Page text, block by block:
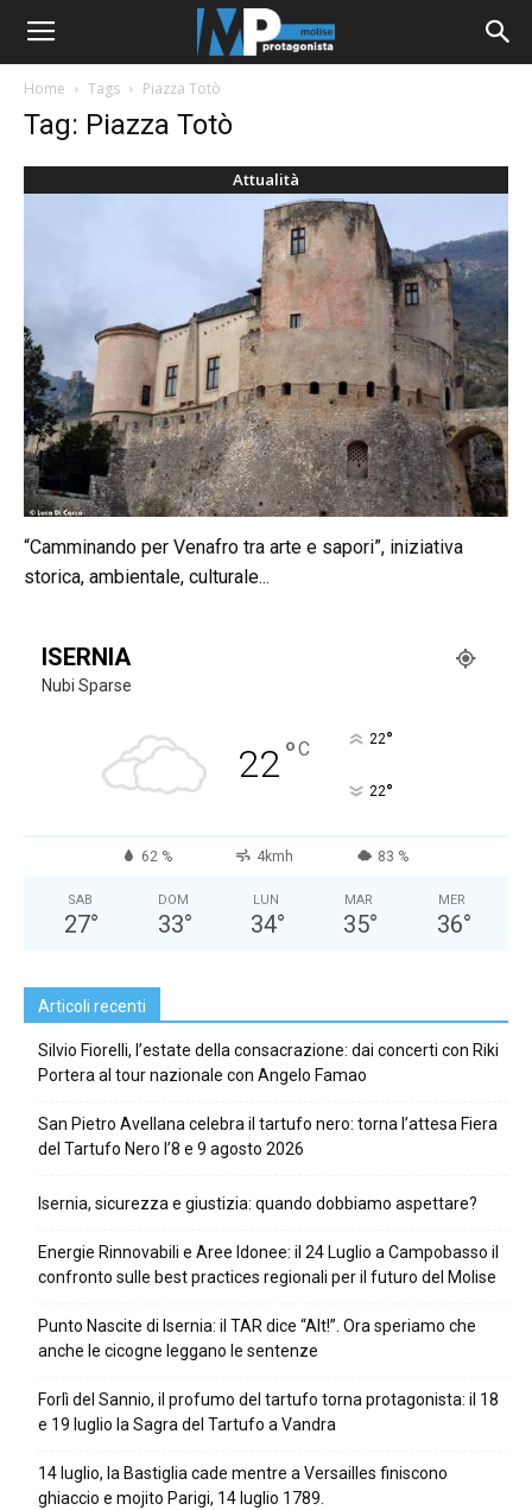
Home Tags Piazza Totò
Tag: Piazza Totò
Attualità
“Camminando per Venafro tra arte e sapori”, iniziativa
storica, ambientale, culturale...
ISERNIA
Nubi Sparse
22°C 22°
22°
62 % 4kmh 83 %
SAB
27°
DOM
33°
LUN
34°
MAR
35°
MER
36°
Articoli recenti
Silvio Fiorelli, l’estate della consacrazione: dai concerti con Riki
Portera al tour nazionale con Angelo Famao
San Pietro Avellana celebra il tartufo nero: torna l’attesa Fiera
del Tartufo Nero l’8 e 9 agosto 2026
Isernia, sicurezza e giustizia: quando dobbiamo aspettare?
Energie Rinnovabili e Aree Idonee: il 24 Luglio a Campobasso il
confronto sulle best practices regionali per il futuro del Molise
Punto Nascite di Isernia: il TAR dice “Alt!”. Ora speriamo che
anche le cicogne leggano le sentenze
Forlì del Sannio, il profumo del tartufo torna protagonista: il 18
e 19 luglio la Sagra del Tartufo a Vandra
14 luglio, la Bastiglia cade mentre a Versailles finiscono
ghiaccio e mojito Parigi, 14 luglio 1789.